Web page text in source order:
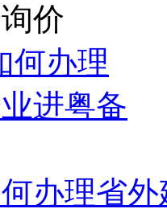
价
办理省